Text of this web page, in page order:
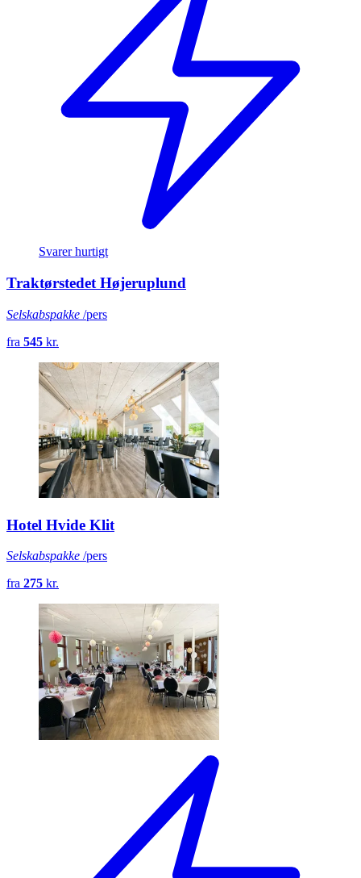
Svarer hurtigt
Traktørstedet Højeruplund
Selskabspakke /pers
fra 545 kr.
Hotel Hvide Klit
Selskabspakke /pers
fra 275 kr.